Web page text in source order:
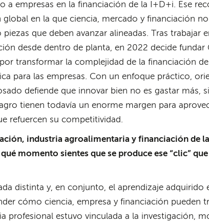
a empresas en la financiación de la I+D+i. Ese
en la que ciencia, mercado y financiación
que deben avanzar alineadas. Tras trabajar
desde dentro de planta, en 2022 decide fundar
transformar la complejidad de la financiación
para las empresas. Con un enfoque práctico,
defiende que innovar bien no es gastar más,
tienen todavía un enorme margen para
refuercen su competitividad.
industria agroalimentaria y financiación de la
momento sientes que se produce ese “clic”
distinta y, en conjunto, el aprendizaje adquirido
cómo ciencia, empresa y financiación pueden
profesional estuvo vinculada a la investigación,